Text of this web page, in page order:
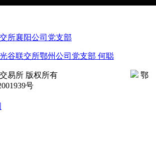
所襄阳公司党支部
谷联交所鄂州公司党支部 何聪
易所 版权所有
鄂
号